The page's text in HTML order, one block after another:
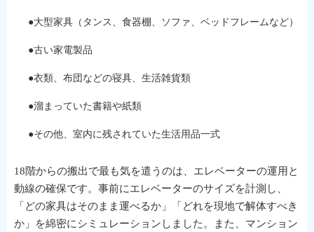
●大型家具（タンス、食器棚、ソファ、ベッドフレームなど）
●古い家電製品
●衣類、布団などの寝具、生活雑貨類
●溜まっていた書籍や紙類
●その他、室内に残されていた生活用品一式
18階からの搬出で最も気を遣うのは、エレベーターの運用と
動線の確保です。事前にエレベーターのサイズを計測し、
「どの家具はそのまま運べるか」「どれを現地で解体すべき
か」を綿密にシミュレーションしました。また、マンション